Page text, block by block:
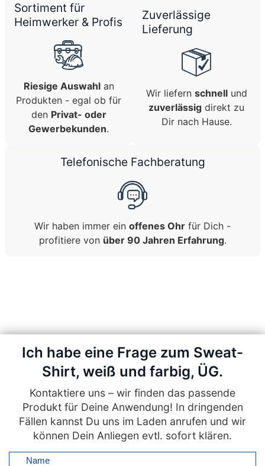
Sortiment für
Heimwerker & Profis
Riesige Auswahlan
Produkten - egal ob für
den Privat- oder
Gewerbekunden.
Zuverlässige
Lieferung
Wir liefern schnellund
zuverlässig direkt zu
Dir nach Hause.
Telefonische Fachberatung
Wir haben immer ein offenes Ohr für Dich -
profitiere von über 90 Jahren Erfahrung.
Ich habe eine Frage zum Sweat-
Shirt, weiß und farbig, ÜG.
Kontaktiere uns – wir finden das passende
Produkt für Deine Anwendung! In dringenden
Fällen kannst Du uns im Laden anrufen und wir
können Dein Anliegen evtl. sofort klären.
Name